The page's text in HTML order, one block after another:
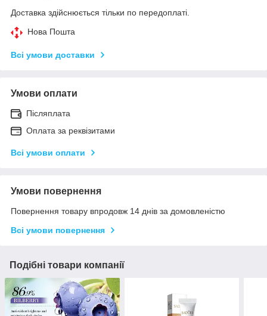
Доставка здійснюється тільки по передоплаті.
Нова Пошта
Всі умови доставки
Умови оплати
Післяплата
Оплата за реквізитами
Всі умови оплати
Умови повернення
Повернення товару впродовж 14 днів за домовленістю
Всі умови повернення
Подібні товари компанії